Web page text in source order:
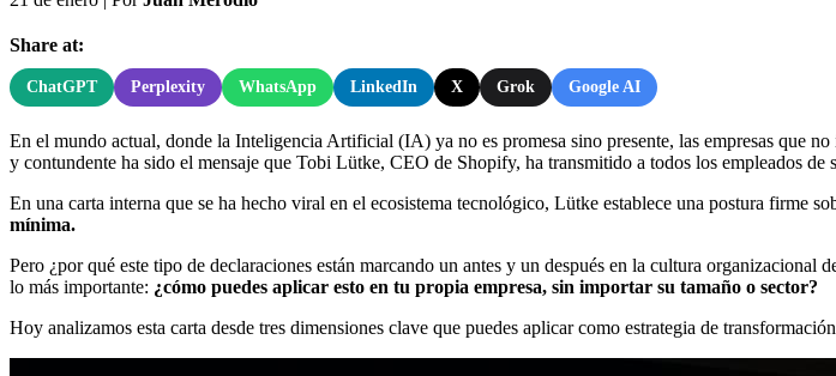
Share at:
ChatGPT Perplexity WhatsApp LinkedIn X Grok Google AI
En el mundo actual, donde la Inteligencia Artificial (IA) ya no es promesa sino presente, las empresas que
y contundente ha sido el mensaje que Tobi Lütke, CEO de Shopify, ha transmitido a todos los empleados de
En una carta interna que se ha hecho viral en el ecosistema tecnológico, Lütke establece una postura firme
mínima.
Pero ¿por qué este tipo de declaraciones están marcando un antes y un después en la cultura
lo más importante: ¿cómo puedes aplicar esto en tu propia empresa, sin importar su tamaño o sector?
Hoy analizamos esta carta desde tres dimensiones clave que puedes aplicar como estrategia de